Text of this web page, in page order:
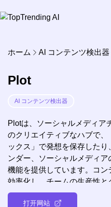
ホーム AI コンテンツ検出器
Plot
AI コンテンツ検出器
Plotは、ソーシャルメディア
のクリエイティブなハブで
ックス」で発想を保存した
ンダー、ソーシャルメディ
機能を提供しています。コ
効率化し、チームの生産性と
す。
打开网站